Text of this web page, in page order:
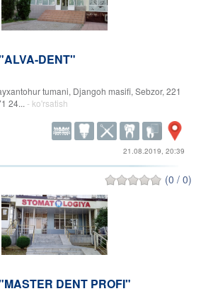
DENT"
tumani, Djangoh masifi, Sebzor, 221
24... - ko'rsatish
21.08.2019, 20:39
(0 / 0)
DENT PROFI"